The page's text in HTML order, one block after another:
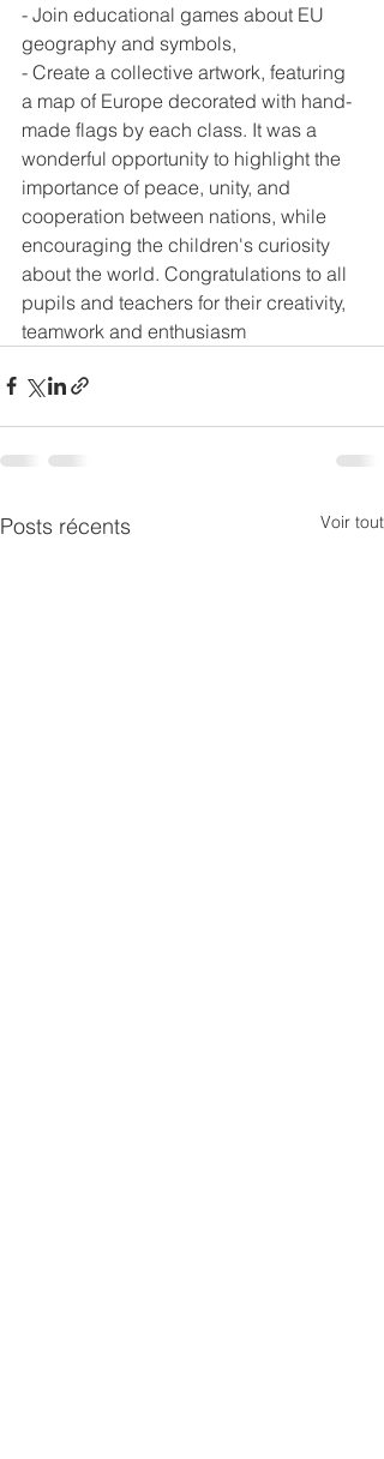
- Join educational games about EU
geography and symbols,
- Create a collective artwork, featuring
a map of Europe decorated with hand-
made flags by each class. It was a
wonderful opportunity to highlight the
importance of peace, unity, and
cooperation between nations, while
encouraging the children's curiosity
about the world. Congratulations to all
pupils and teachers for their creativity,
teamwork and enthusiasm
Posts récents Voir tout